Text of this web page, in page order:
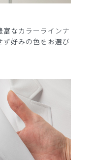
なカラーラインナ
ず好みの色をお選び